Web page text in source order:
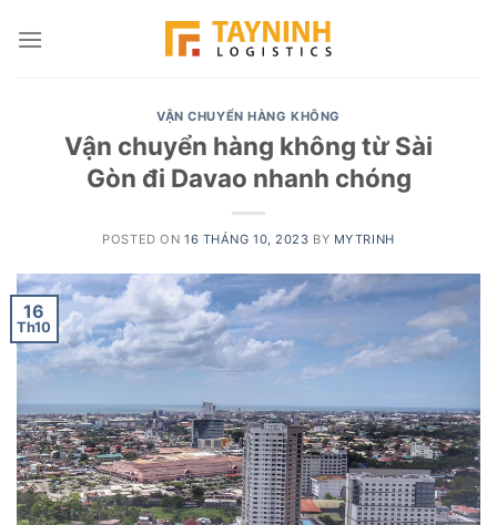
VẬN CHUYỂN HÀNG KHÔNG
Vận chuyển hàng không từ Sài
Gòn đi Davao nhanh chóng
POSTED ON 16 THÁNG 10, 2023 BY MYTRINH
16
Th10